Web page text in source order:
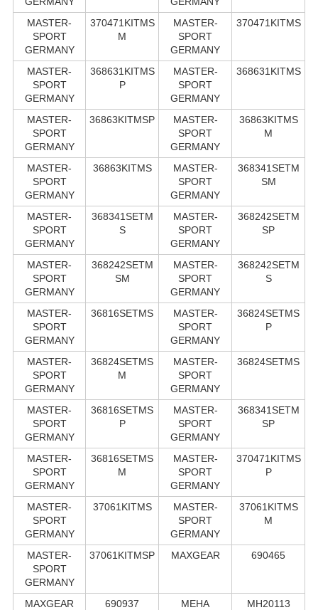
MASTER-
SPORT
GERMANY
370471KITMS
M
MASTER-
SPORT
GERMANY
370471KITMS
MASTER-
SPORT
GERMANY
368631KITMS
P
MASTER-
SPORT
GERMANY
368631KITMS
MASTER-
SPORT
GERMANY
36863KITMSP
MASTER-
SPORT
GERMANY
36863KITMS
M
MASTER-
SPORT
GERMANY
36863KITMS
MASTER-
SPORT
GERMANY
368341SETM
SM
MASTER-
SPORT
GERMANY
368341SETM
S
MASTER-
SPORT
GERMANY
368242SETM
SP
MASTER-
SPORT
GERMANY
368242SETM
SM
MASTER-
SPORT
GERMANY
368242SETM
S
MASTER-
SPORT
GERMANY
36816SETMS
MASTER-
SPORT
GERMANY
36824SETMS
P
MASTER-
SPORT
GERMANY
36824SETMS
M
MASTER-
SPORT
GERMANY
36824SETMS
MASTER-
SPORT
GERMANY
36816SETMS
P
MASTER-
SPORT
GERMANY
368341SETM
SP
MASTER-
SPORT
GERMANY
36816SETMS
M
MASTER-
SPORT
GERMANY
370471KITMS
P
MASTER-
SPORT
GERMANY
37061KITMS
MASTER-
SPORT
GERMANY
37061KITMS
M
MASTER-
SPORT
GERMANY
37061KITMSP MAXGEAR 690465
MAXGEAR 690937
MEHA
MH20113